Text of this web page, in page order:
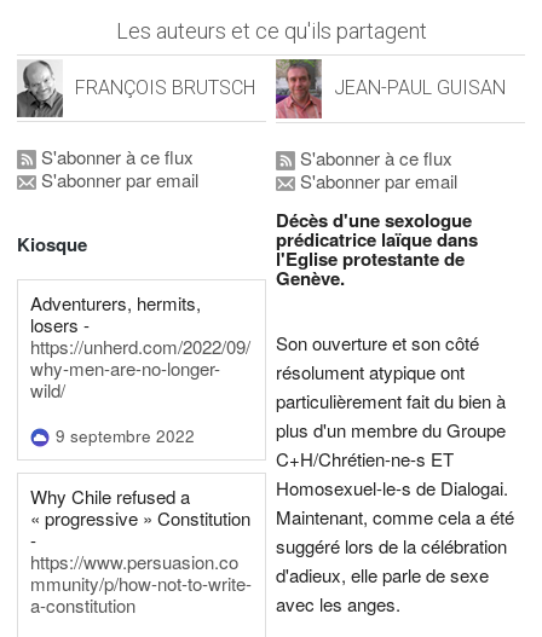
Les auteurs et ce qu'ils partagent
FRANÇOIS BRUTSCH
S'abonner à ce flux
S'abonner par email
Kiosque
Adventurers, hermits,
losers -
https://unherd.com/2022/09/
why-men-are-no-longer-
wild/
9 septembre 2022
Why Chile refused a
« progressive » Constitution
-
https://www.persuasion.co
mmunity/p/how-not-to-write-
a-constitution
JEAN-PAUL GUISAN
S'abonner à ce flux
S'abonner par email
Décès d'une sexologue
prédicatrice laïque dans
l'Eglise protestante de
Genève.
Son ouverture et son côté
résolument atypique ont
particulièrement fait du bien à
plus d'un membre du Groupe
C+H/Chrétien-ne-s ET
Homosexuel-le-s de Dialogai.
Maintenant, comme cela a été
suggéré lors de la célébration
d'adieux, elle parle de sexe
avec les anges.